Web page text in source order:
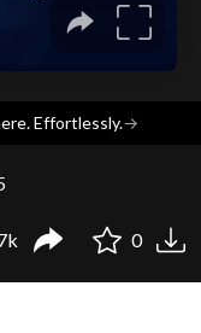
Effortlessly.→
0